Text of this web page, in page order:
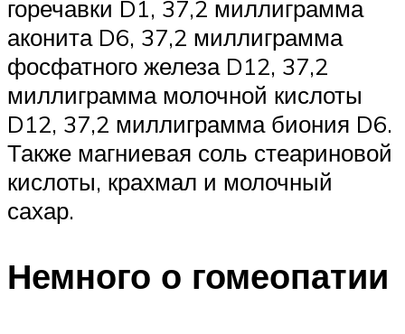
горечавки D1, 37,2 миллиграмма
аконита D6, 37,2 миллиграмма
фосфатного железа D12, 37,2
миллиграмма молочной кислоты
D12, 37,2 миллиграмма биония D6.
Также магниевая соль стеариновой
кислоты, крахмал и молочный
сахар.
Немного о гомеопатии